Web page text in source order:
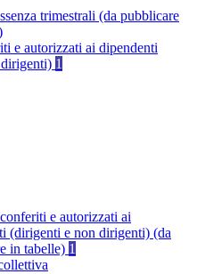
trimestrali (da pubblicare
e autorizzati ai dipendenti
1
e autorizzati ai
(dirigenti e non dirigenti) (da
in tabelle) 1